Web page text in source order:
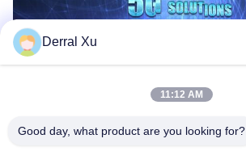
Derral Xu
11:12 AM
Good day, what product are you looking for?